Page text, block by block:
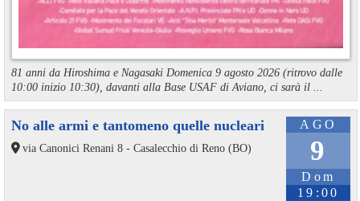
81 anni da Hiroshima e Nagasaki Domenica 9 agosto 2026 (ritrovo dalle
10:00 inizio 10:30), davanti alla Base USAF di Aviano, ci sarà il ...
AGO
9
Dom
19:00
No alle armi e tantomeno quelle nucleari
via Canonici Renani 8 - Casalecchio di Reno (BO)